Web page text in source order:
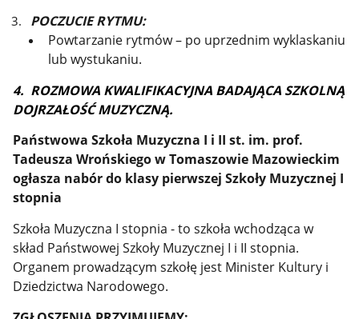
POCZUCIE RYTMU:
Powtarzanie rytmów – po uprzednim wyklaskaniu
lub wystukaniu.
4. ROZMOWA KWALIFIKACYJNA BADAJĄCA SZKOLNĄ
DOJRZAŁOŚĆ MUZYCZNĄ.
Państwowa Szkoła Muzyczna I i II st. im. prof.
Tadeusza Wrońskiego w Tomaszowie Mazowieckim
ogłasza nabór do klasy pierwszej Szkoły Muzycznej I
stopnia
Szkoła Muzyczna I stopnia - to szkoła wchodząca w
skład Państwowej Szkoły Muzycznej I i II stopnia.
Organem prowadzącym szkołę jest Minister Kultury i
Dziedzictwa Narodowego.